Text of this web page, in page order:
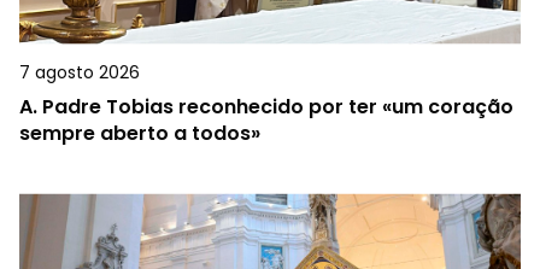
7 agosto 2026
A. Padre Tobias reconhecido por ter «um coração
sempre aberto a todos»